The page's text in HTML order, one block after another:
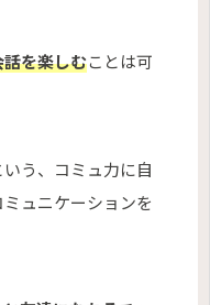
を楽しむことは可
いう、コミュ力に自
ュニケーションを